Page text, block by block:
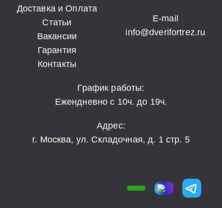
Доставка и Оплата
Статьи
Вакансии
Гарантия
Контакты
E-mail
info@dverifortrez.ru
График работы:
Ежендневно с 10ч. до 19ч.
Адрес:
г. Москва, ул. Складочная, д. 1 стр. 5